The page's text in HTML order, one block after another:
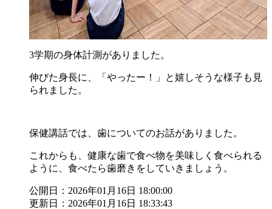
3学期の身体計測がありました。
伸びた身長に、「やったー！」と嬉しそうな様子も見
られました。
保健講話では、歯についてのお話がありました。
これからも、健康な歯で食べ物を美味しく食べられる
ように、食べたら歯磨きをしていきましょう。
公開日：2026年01月16日 18:00:00
更新日：2026年01月16日 18:33:43